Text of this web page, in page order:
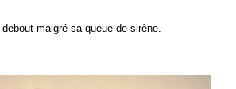
malgré sa queue de sirène.